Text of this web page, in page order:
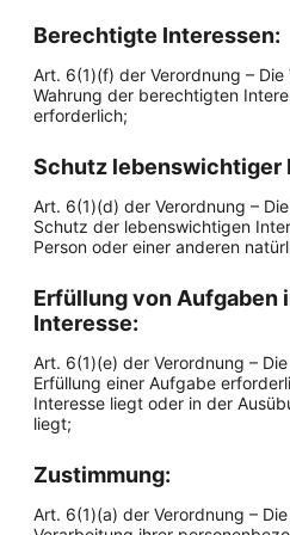
Berechtigte Interessen:
Art. 6(1)(f) der Verordnung –
Wahrung der berechtigten
erforderlich;
Schutz lebenswichtiger
Art. 6(1)(d) der Verordnung –
Schutz der lebenswichtigen
Person oder einer anderen
Erfüllung von Aufgaben
Interesse:
Art. 6(1)(e) der Verordnung –
Erfüllung einer Aufgabe
Interesse liegt oder in der
liegt;
Zustimmung:
Art. 6(1)(a) der Verordnung –